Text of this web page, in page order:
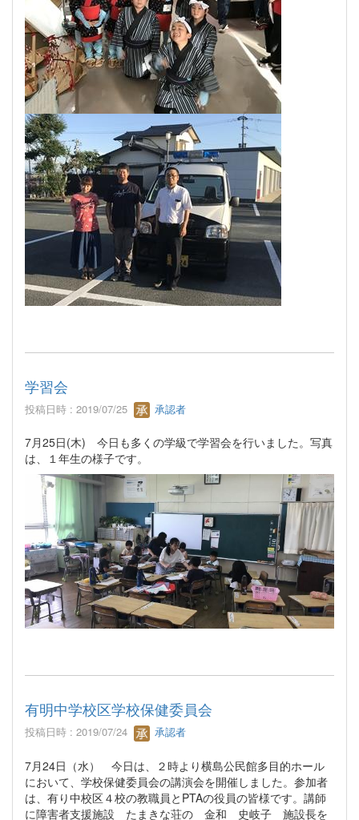
学習会
投稿日時 : 2019/07/25 承認者
7月25日(木) 今日も多くの学級で学習会を行いました。写真
は、１年生の様子です。
有明中学校区学校保健委員会
投稿日時 : 2019/07/24 承認者
7月24日（水） 今日は、２時より横島公民館多目的ホール
において、学校保健委員会の講演会を開催しました。参加者
は、有り中校区４校の教職員とPTAの役員の皆様です。講師
に障害者支援施設 たまきな荘の 金和 史岐子 施設長を